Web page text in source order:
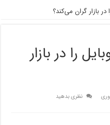
بازار گران می‌کند؟
را در بازار
نظری بدهید